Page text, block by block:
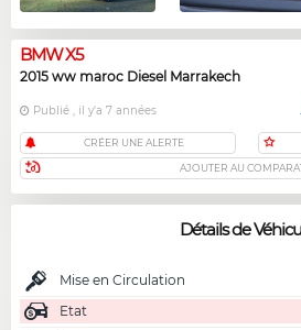
BMW X5
2015 ww maroc Diesel Marrakech
Publié , il y'a 7 années
CRÉER UNE ALERTE
AJOUTER AU
Détails de
Mise en Circulation
Etat